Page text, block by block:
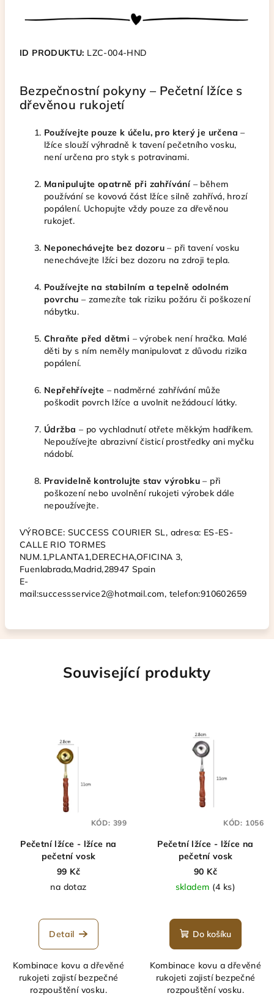
ID PRODUKTU: LZC-004-HND
Bezpečnostní pokyny – Pečetní lžíce s
dřevěnou rukojetí
Používejte pouze k účelu, pro který je určena –
lžíce slouží výhradně k tavení pečetního vosku,
není určena pro styk s potravinami.
Manipulujte opatrně při zahřívání – během
používání se kovová část lžíce silně zahřívá, hrozí
popálení. Uchopujte vždy pouze za dřevěnou
rukojeť.
Neponechávejte bez dozoru – při tavení vosku
nenechávejte lžíci bez dozoru na zdroji tepla.
Používejte na stabilním a tepelně odolném
povrchu – zamezíte tak riziku požáru či poškození
nábytku.
Chraňte před dětmi – výrobek není hračka. Malé
děti by s ním neměly manipulovat z důvodu rizika
popálení.
Nepřehřívejte – nadměrné zahřívání může
poškodit povrch lžíce a uvolnit nežádoucí látky.
Údržba – po vychladnutí otřete měkkým hadříkem.
Nepoužívejte abrazivní čisticí prostředky ani myčku
nádobí.
Pravidelně kontrolujte stav výrobku – při
poškození nebo uvolnění rukojeti výrobek dále
nepoužívejte.
VÝROBCE: SUCCESS COURIER SL, adresa: ES-ES-
CALLE RIO TORMES
NUM.1,PLANTA1,DERECHA,OFICINA 3,
Fuenlabrada,Madrid,28947 Spain
E-
mail:successservice2@hotmail.com, telefon:910602659
Související produkty
Pečetní lžíce - lžíce na
pečetní vosk
99 Kč
na dotaz
Detail
Kombinace kovu a dřevěné
rukojeti zajistí bezpečné
rozpouštění vosku.
KÓD: 399
Pečetní lžíce - lžíce na
pečetní vosk
90 Kč
skladem (4 ks)
Do košíku
Kombinace kovu a dřevěné
rukojeti zajistí bezpečné
rozpouštění vosku.
KÓD: 1056